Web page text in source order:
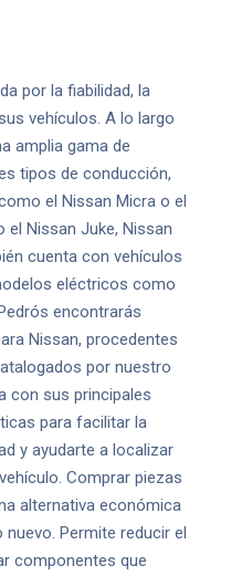
por la fiabilidad, la
vehículos. A lo largo
amplia gama de
tipos de conducción,
el Nissan Micra o el
el Nissan Juke, Nissan
cuenta con vehículos
eléctricos como
encontrarás
Nissan, procedentes
por nuestro
con sus principales
para facilitar la
y ayudarte a localizar
Comprar piezas
alternativa económica
Permite reducir el
componentes que